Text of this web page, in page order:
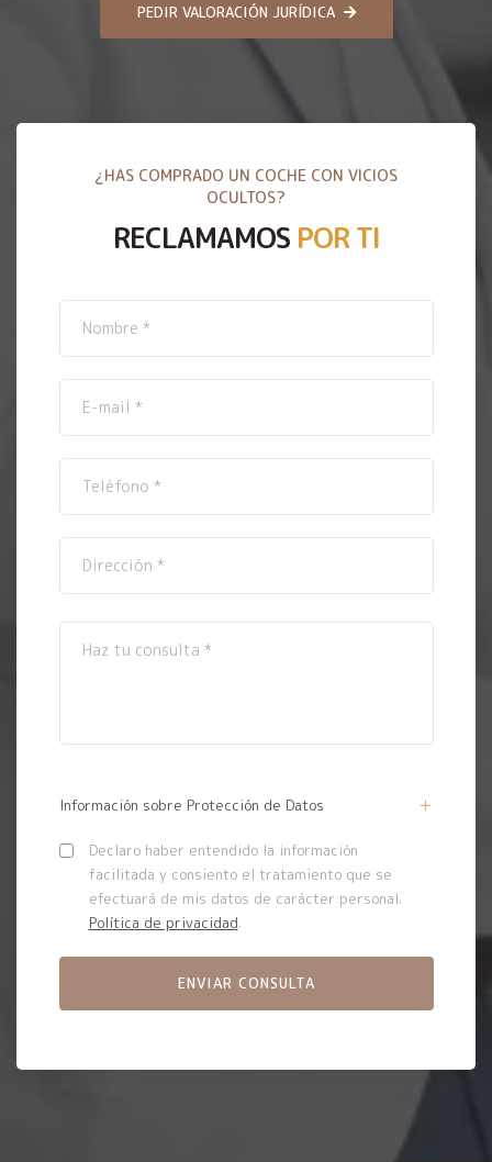
PEDIR VALORACIÓN JURÍDICA
¿HAS COMPRADO UN COCHE CON VICIOS
OCULTOS?
RECLAMAMOS POR TI
Información sobre Protección de Datos
Declaro haber entendido la información
facilitada y consiento el tratamiento que se
efectuará de mis datos de carácter personal.
Política de privacidad.